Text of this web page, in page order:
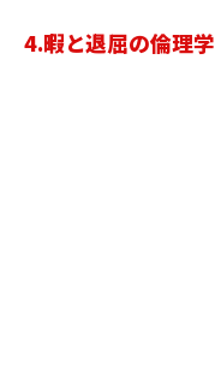
4.暇と退屈の倫理学